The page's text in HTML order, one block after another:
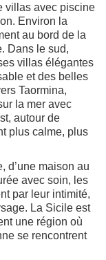
villas avec piscine
Environ la
au bord de la
Dans le sud,
villas élégantes
et des belles
Taormina,
la mer avec
autour de
plus calme, plus
d’une maison au
avec soin, les
par leur intimité,
La Sicile est
une région où
se rencontrent